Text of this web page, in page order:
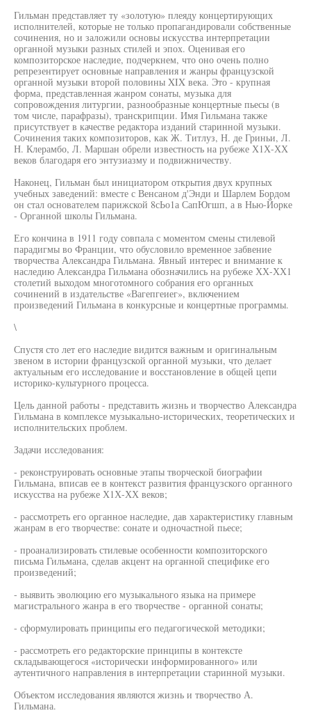
Гильман представляет ту «золотую» плеяду концертирующих
исполнителей, которые не только пропагандировали собственные
сочинения, но и заложили основы искусства интерпретации
органной музыки разных стилей и эпох. Оценивая его
композиторское наследие, подчеркнем, что оно очень полно
репрезентирует основные направления и жанры французской
органной музыки второй половины XIX века. Это - крупная
форма, представленная жанром сонаты, музыка для
сопровождения литургии, разнообразные концертные пьесы (в
том числе, парафразы), транскрипции. Имя Гильмана также
присутствует в качестве редактора изданий старинной музыки.
Сочинения таких композиторов, как Ж. Титлуз, Н. де Гриньи, Л.
Н. Клерамбо, Л. Маршан обрели известность на рубеже Х1Х-ХХ
веков благодаря его энтузиазму и подвижничеству.
Наконец, Гильман был инициатором открытия двух крупных
учебных заведений: вместе с Венсаном д'Энди и Шарлем Бордом
он стал основателем парижской 8сЬо1а СапЮгшп, а в Нью-Йорке
- Органной школы Гильмана.
Его кончина в 1911 году совпала с моментом смены стилевой
парадигмы во Франции, что обусловило временное забвение
творчества Александра Гильмана. Явный интерес и внимание к
наследию Александра Гильмана обозначились на рубеже ХХ-ХХ1
столетий выходом многотомного собрания его органных
сочинений в издательстве «Вагепгеиег», включением
произведений Гильмана в конкурсные и концертные программы.
\
Спустя сто лет его наследие видится важным и оригинальным
звеном в истории французской органной музыки, что делает
актуальным его исследование и восстановление в общей цепи
историко-культурного процесса.
Цель данной работы - представить жизнь и творчество Александра
Гильмана в комплексе музыкально-исторических, теоретических и
исполнительских проблем.
Задачи исследования:
- реконструировать основные этапы творческой биографии
Гильмана, вписав ее в контекст развития французского органного
искусства на рубеже Х1Х-ХХ веков;
- рассмотреть его органное наследие, дав характеристику главным
жанрам в его творчестве: сонате и одночастной пьесе;
- проанализировать стилевые особенности композиторского
письма Гильмана, сделав акцент на органной специфике его
произведений;
- выявить эволюцию его музыкального языка на примере
магистрального жанра в его творчестве - органной сонаты;
- сформулировать принципы его педагогической методики;
- рассмотреть его редакторские принципы в контексте
складывающегося «исторически информированного» или
аутентичного направления в интерпретации старинной музыки.
Объектом исследования являются жизнь и творчество А.
Гильмана.